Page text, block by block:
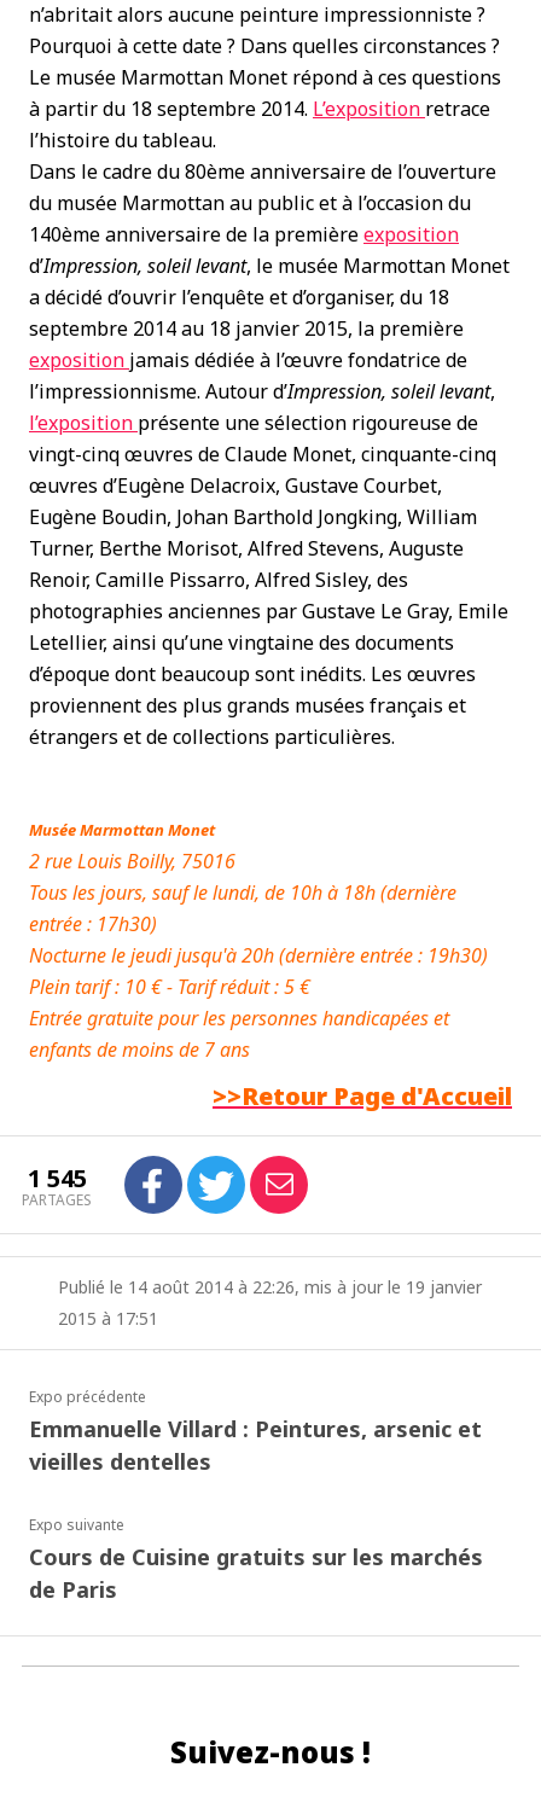
n’abritait alors aucune peinture impressionniste ?
Pourquoi à cette date ? Dans quelles circonstances ?
Le musée Marmottan Monet répond à ces questions
à partir du 18 septembre 2014. L’exposition retrace
l’histoire du tableau.
Dans le cadre du 80ème anniversaire de l’ouverture
du musée Marmottan au public et à l’occasion du
140ème anniversaire de la premièreexposition
d’Impression, soleil levant, le musée Marmottan Monet
a décidé d’ouvrir l’enquête et d’organiser, du 18
septembre 2014 au 18 janvier 2015, la première
exposition jamais dédiée à l’œuvre fondatrice de
l’impressionnisme. Autour d’Impression, soleil levant,
l’exposition présente une sélection rigoureuse de
vingt-cinq œuvres de Claude Monet, cinquante-cinq
œuvres d’Eugène Delacroix, Gustave Courbet,
Eugène Boudin, Johan Barthold Jongking, William
Turner, Berthe Morisot, Alfred Stevens, Auguste
Renoir, Camille Pissarro, Alfred Sisley, des
photographies anciennes par Gustave Le Gray, Emile
Letellier, ainsi qu’une vingtaine des documents
d’époque dont beaucoup sont inédits. Les œuvres
proviennent des plus grands musées français et
étrangers et de collections particulières.
Musée Marmottan Monet
2 rue Louis Boilly, 75016
Tous les jours, sauf le lundi, de 10h à 18h (dernière
entrée : 17h30)
Nocturne le jeudi jusqu'à 20h (dernière entrée : 19h30)
Plein tarif : 10 € - Tarif réduit : 5 €
Entrée gratuite pour les personnes handicapées et
enfants de moins de 7 ans
>>Retour Page d'Accueil
1 545
PARTAGES
Publié le 14 août 2014 à 22:26, mis à jour le 19 janvier
2015 à 17:51
Expo précédente
Emmanuelle Villard : Peintures, arsenic et
vieilles dentelles
Expo suivante
Cours de Cuisine gratuits sur les marchés
de Paris
Suivez-nous !